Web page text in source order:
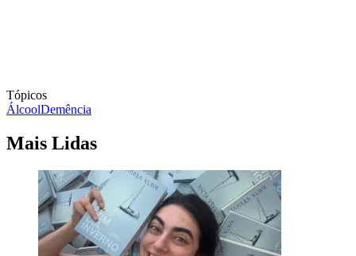
Tópicos
ÁlcoolDemência
Mais Lidas